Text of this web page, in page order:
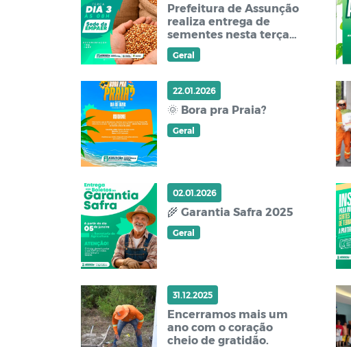
Prefeitura de Assunção
realiza entrega de
sementes nesta terça-
feira
Geral
22.01.2026
🌞 Bora pra Praia?
Geral
02.01.2026
🌾 Garantia Safra 2025
Geral
31.12.2025
Encerramos mais um
ano com o coração
cheio de gratidão.